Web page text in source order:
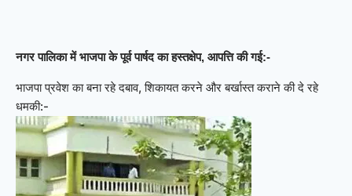
नगर पालिका में भाजपा के पूर्व पार्षद का हस्तक्षेप, आपत्ति की गई:-
भाजपा प्रवेश का बना रहे दबाव, शिकायत करने और बर्खास्त कराने की दे रहे
धमकी:-